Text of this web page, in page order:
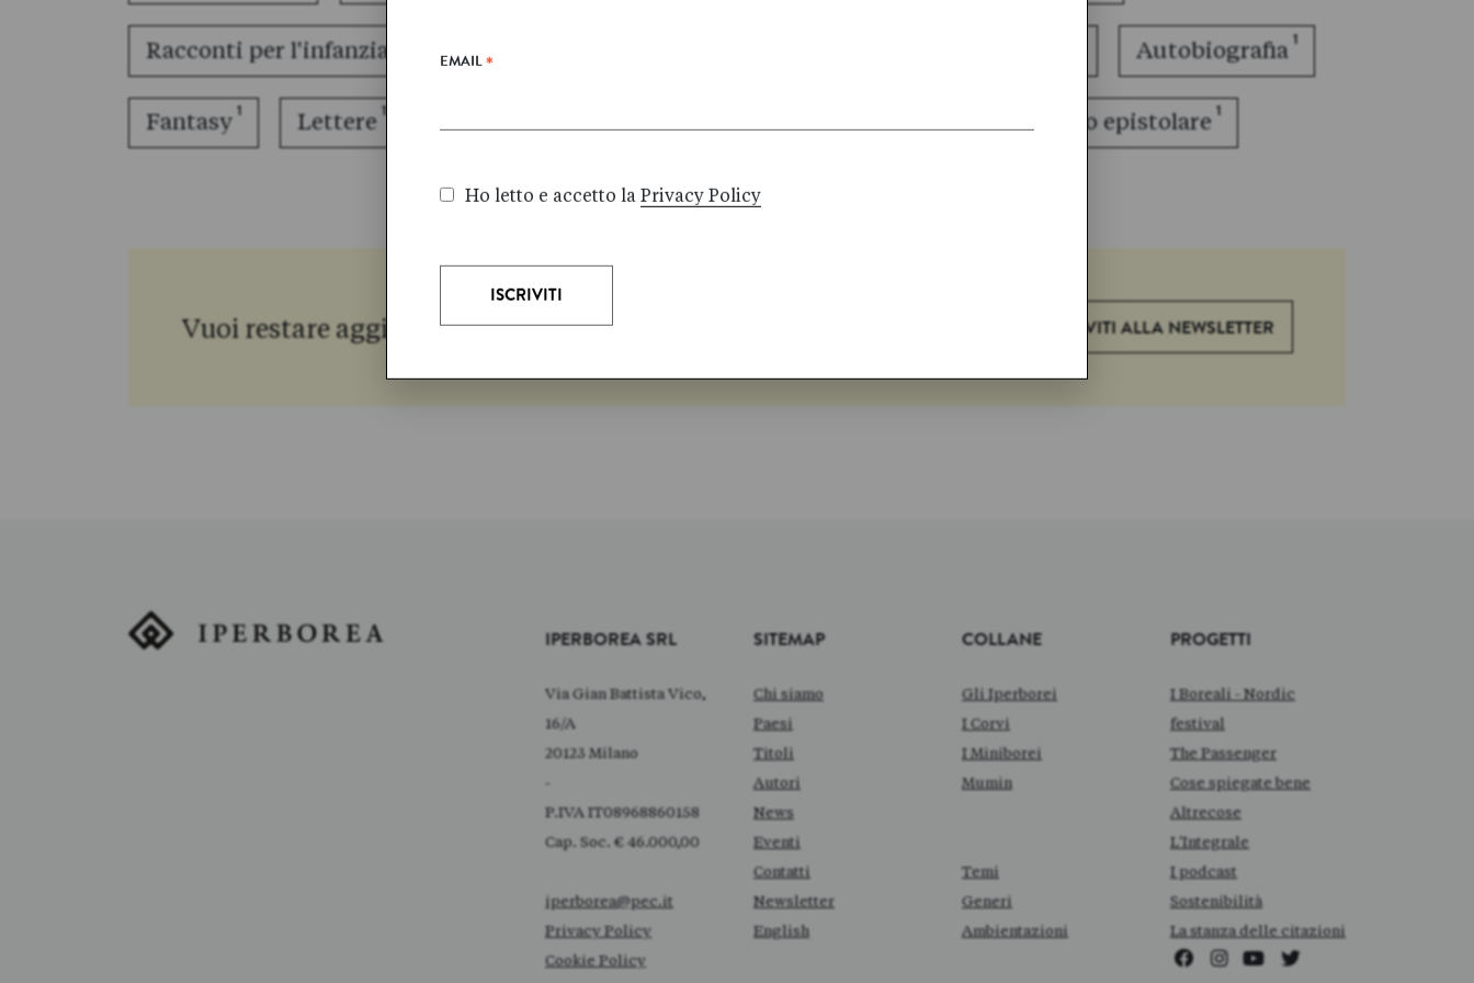
Racconti per l'infanzia Saggio filosofico Autobiografia 1
Fantasy 1 Lettere 1 Narrativa illustrata Romanzo distopico Romanzo epistolare 1
Vuoi restare aggiornato sui progetti di Iperborea? ISCRIVITI ALLA NEWSLETTER
IPERBOREA SRL
Via Gian Battista Vico,
16/A
20123 Milano
-
P.IVA IT08968860158
Cap. Soc. € 46.000,00
iperborea@pec.it
Privacy Policy
Cookie Policy
SITEMAP
Chi siamo
Paesi
Titoli
Autori
News
Eventi
Contatti
Newsletter
English
COLLANE
Gli Iperborei
I Corvi
I Miniborei
Mumin
Temi
Generi
Ambientazioni
PROGETTI
I Boreali - Nordic
festival
The Passenger
Cose spiegate bene
Altrecose
L'Integrale
I podcast
Sostenibilità
La stanza delle citazioni
EMAIL *
Ho letto e accetto la Privacy Policy